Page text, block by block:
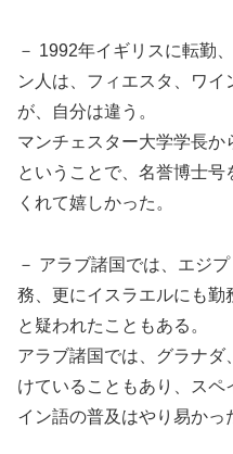
－ 1992年イギリスに転勤
ン人は、フィエスタ、ワ
が、自分は違う。
マンチェスター大学学長か
ということで、名誉博士
くれて嬉しかった。
－ アラブ諸国では、エジ
務、更にイスラエルにも
と疑われたこともある。
アラブ諸国では、グラナ
けていることもあり、ス
イン語の普及はやり易かっ